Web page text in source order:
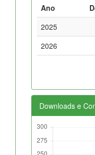
Ano
2025
2026
Downloads e